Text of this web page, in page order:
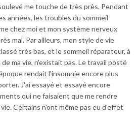
me touche de très près. Pendant
années, les troubles du sommeil
chez moi et mon système nerveux
mal. Par ailleurs, mon style de vie
très bas, et le sommeil réparateur, à
ma vie, n'existait pas. Le travail posté
rendait l'insomnie encore plus
J'ai essayé et essayé encore
qui ne faisaient que me rendre
Certains n'ont même pas eu d'effet